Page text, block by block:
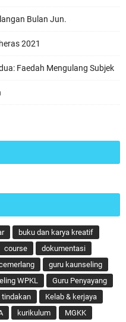
Bulan Jun.
2021
Faedah Mengulang Subjek
buku dan karya kreatif
course
dokumentasi
guru kaunseling
WPKL
Guru Penyayang
tindakan
Kelab & kerjaya
kurikulum
MGKK